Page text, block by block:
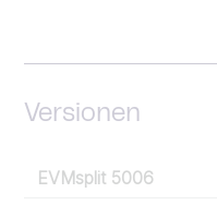
Versionen
EVMsplit 5006